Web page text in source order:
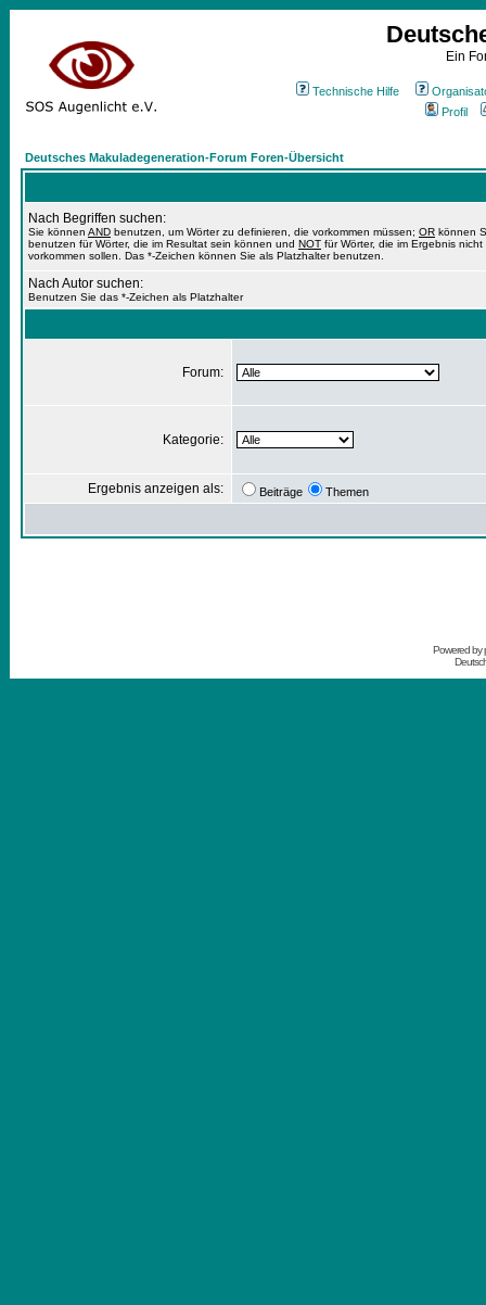
Ein
Technische Hilfe
Profil
Deutsches Makuladegeneration-Forum Foren-Übersicht
Nach Begriffen suchen:
Sie können AND benutzen, um Wörter zu definieren, die vorkommen müssen; OR können
benutzen für Wörter, die im Resultat sein können und NOT für Wörter, die im Ergebnis nicht
vorkommen sollen. Das *-Zeichen können Sie als Platzhalter benutzen.
Nach Autor suchen:
Benutzen Sie das *-Zeichen als Platzhalter
Forum:
Kategorie:
Ergebnis anzeigen als: Beiträge Themen
Powered by